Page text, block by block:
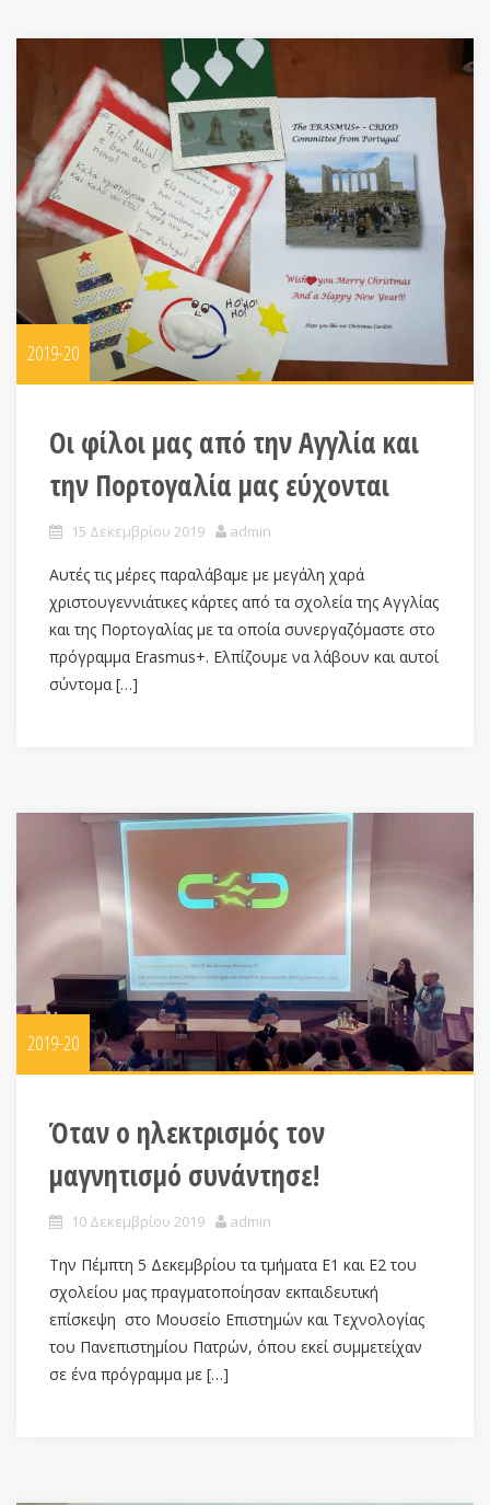
2019-20
Οι φίλοι μας από την Αγγλία και
την Πορτογαλία μας εύχονται
15 Δεκεμβρίου 2019 admin
Αυτές τις μέρες παραλάβαμε με μεγάλη χαρά
χριστουγεννιάτικες κάρτες από τα σχολεία της Αγγλίας
και της Πορτογαλίας με τα οποία συνεργαζόμαστε στο
πρόγραμμα Erasmus+. Ελπίζουμε να λάβουν και αυτοί
σύντομα […]
2019-20
Όταν ο ηλεκτρισμός τον
μαγνητισμό συνάντησε!
10 Δεκεμβρίου 2019 admin
Την Πέμπτη 5 Δεκεμβρίου τα τμήματα Ε1 και Ε2 του
σχολείου μας πραγματοποίησαν εκπαιδευτική
επίσκεψη στο Μουσείο Επιστημών και Τεχνολογίας
του Πανεπιστημίου Πατρών, όπου εκεί συμμετείχαν
σε ένα πρόγραμμα με […]